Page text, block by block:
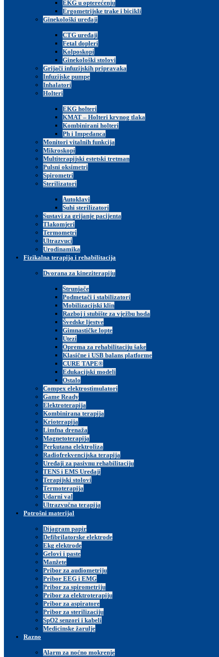
EKG u opterećenju
Ergometrijske trake i bicikli
Ginekološki uređaji
CTG uređaji
Fetal dopleri
Kolposkopi
Ginekološki stolovi
Grijači infuzijskih pripravaka
Infuzijske pumpe
Inhalatori
Holteri
EKG holteri
KMAT – Holteri krvnog tlaka
Kombinirani holteri
Ph i Impedanca
Monitori vitalnih funkcija
Mikroskopi
Multiterapijski estetski tretman
Pulsni oksimetri
Spirometri
Sterilizatori
Autoklavi
Suhi sterilizatori
Sustavi za grijanje pacijenta
Tlakomjeri
Termometri
Ultrazvuci
Urodinamika
Fizikalna terapija i rehabilitacija
Dvorana za kineziterapiju
Strunjače
Podmetači i stabilizatori
Mobilizacijski klin
Razboj i stubište za vježbu hoda
Švedske ljestve
Gimnastičke lopte
Utezi
Oprema za rehabilitaciju šake
Klasične i USB balans platforme
CURE TAPE®
Edukacijski modeli
Ostalo
Compex elektrostimulatori
Game Ready
Elektroterapija
Kombinirana terapija
Krioterapija
Limfna drenaža
Magnetoterapija
Perkutana elektroliza
Radiofrekvencijska terapija
Uređaji za pasivnu rehabilitaciju
TENS i EMS Uređaji
Terapijski stolovi
Termoterapija
Udarni val
Ultrazvučna terapija
Potrošni materijal
Dijagram papir
Defibrilatorske elektrode
Ekg elektrode
Gelovi i paste
Manžete
Pribor za audiometriju
Pribor EEG i EMG
Pribor za spirometriju
Pribor za elektroterapiju
Pribor za aspiratore
Pribor za sterilizaciju
SpO2 senzori i kabeli
Medicinske žarulje
Razno
Alarm za noćno mokrenje
91903 i 91904
Pošalji upit:
Ime i prezime*
Ustanova / Tvrtka
Telefon
*
Želim primati obavijesti i promotivne ponude.
Phone
Karlovačka cesta 26a, HR-10020 Zagreb,
Croatia – Hrvatska
Tel: +385 1 6545-815 Fax: +385 1 6545-808
OIB: 13970735570
MB: 0352519
© Copyright 2025.
PRIJAVITE SE NA NOVOSTI
uvjete korištenja i pravila privatnosti